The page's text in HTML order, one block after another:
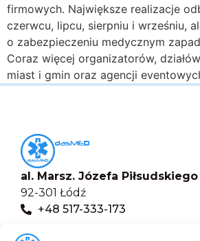
firmowych. Największe realizacje
czerwcu, lipcu, sierpniu i wrześniu,
o zabezpieczeniu medycznym
Coraz więcej organizatorów,
miast i gmin oraz agencji
al. Marsz. Józefa Piłsudskiego
92-301 Łódź
+48 517-333-173